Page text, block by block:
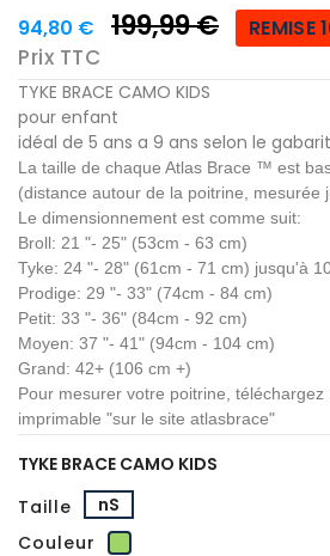
94,80 € 199,99 € REMISE
Prix TTC
TYKE BRACE CAMO KIDS
pour enfant
idéal de 5 ans a 9 ans selon le gabarit
La taille de chaque Atlas Brace ™ est
(distance autour de la poitrine, mesurée
Le dimensionnement est comme suit:
Broll: 21 "- 25" (53cm - 63 cm)
Tyke: 24 "- 28" (61cm - 71 cm) jusqu'à
Prodige: 29 "- 33" (74cm - 84 cm)
Petit: 33 "- 36" (84cm - 92 cm)
Moyen: 37 "- 41" (94cm - 104 cm)
Grand: 42+ (106 cm +)
Pour mesurer votre poitrine,
imprimable "sur le site atlasbrace"
TYKE BRACE CAMO KIDS
Taille
nS
Couleur
Vert